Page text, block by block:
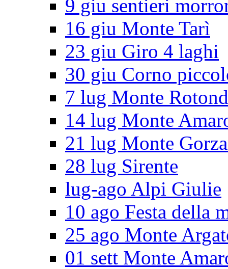
9 giu sentieri
16 giu Monte Tarì
23 giu Giro 4 laghi
30 giu Corno
7 lug Monte
14 lug Monte
21 lug Monte
28 lug Sirente
lug-ago Alpi Giulie
10 ago Festa della
25 ago Monte
01 sett Monte